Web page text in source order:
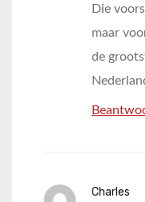
Die
maar
de
Charles